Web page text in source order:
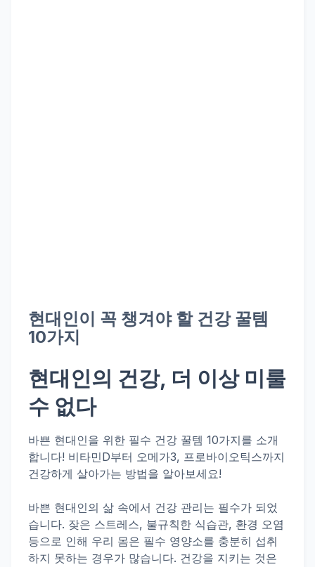
현대인이 꼭 챙겨야 할 건강 꿀템
10가지
현대인의 건강, 더 이상 미룰
수 없다
바쁜 현대인을 위한 필수 건강 꿀템 10가지를 소개
합니다! 비타민D부터 오메가3, 프로바이오틱스까지
건강하게 살아가는 방법을 알아보세요!
바쁜 현대인의 삶 속에서 건강 관리는 필수가 되었
습니다. 잦은 스트레스, 불규칙한 식습관, 환경 오염
등으로 인해 우리 몸은 필수 영양소를 충분히 섭취
하지 못하는 경우가 많습니다. 건강을 지키는 것은